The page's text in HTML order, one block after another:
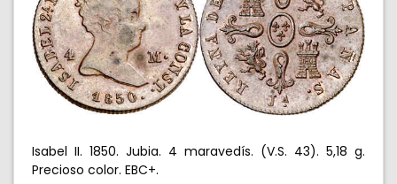
Isabel II. 1850. Jubia. 4 maravedís. (V.S. 43). 5,18 g.
Precioso color. EBC+.